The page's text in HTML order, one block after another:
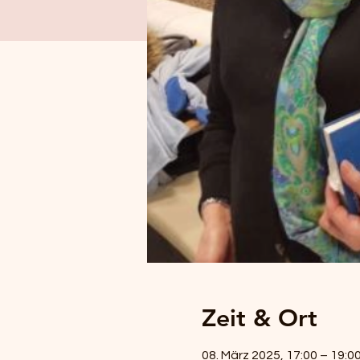
Zeit & Ort
08. März 2025, 17:00 –